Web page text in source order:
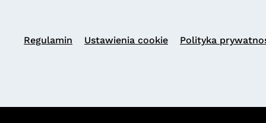
Regulamin Ustawienia cookie Polityka